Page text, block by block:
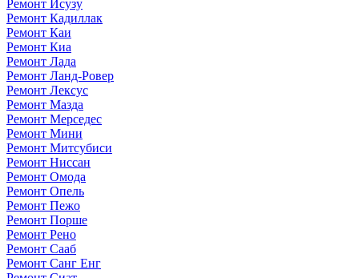
Ремонт Исузу
Ремонт Кадиллак
Ремонт Каи
Ремонт Киа
Ремонт Лада
Ремонт Ланд-Ровер
Ремонт Лексус
Ремонт Мазда
Ремонт Мерседес
Ремонт Мини
Ремонт Митсубиси
Ремонт Ниссан
Ремонт Омода
Ремонт Опель
Ремонт Пежо
Ремонт Порше
Ремонт Рено
Ремонт Сааб
Ремонт Санг Енг